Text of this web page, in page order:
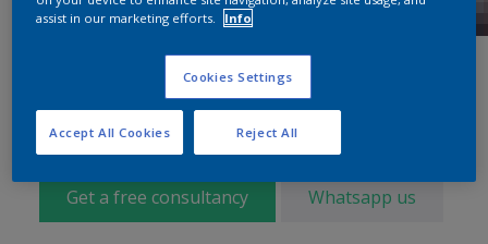
Get a free consultancy Whatsapp us
assist in our marketing efforts.
Info
Cookies Settings
Reject All
Accept All Cookies